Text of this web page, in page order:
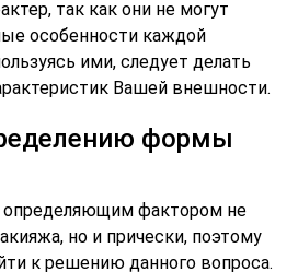
так как они не могут
особенности каждой
ими, следует делать
Вашей внешности.
формы
определяющим фактором не
но и прически, поэтому
к решению данного вопроса.